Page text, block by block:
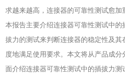
求越来越高，连接器的可靠性测试愈加
本报告主要介绍连接器可靠性测试中
拔力的测试来判断连接器的稳定性及
度地满足使用要求。本文将从产品成
面介绍连接器可靠性测试中的插拔力测